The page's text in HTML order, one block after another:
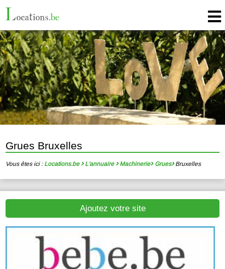
Grues Bruxelles
Vous êtes ici : Locations.be L'annuaire Machinerie Grues Bruxelles
Ajoutez votre site